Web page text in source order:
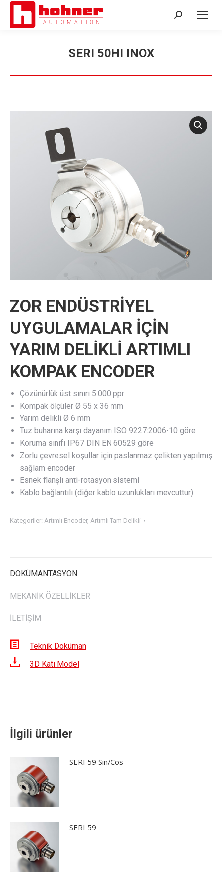
Search:
SERI 50HI INOX
ZOR ENDÜSTRİYEL
UYGULAMALAR İÇİN
YARIM DELİKLİ ARTIMLI
KOMPAK ENCODER
Çözünürlük üst sınırı 5.000 ppr
Kompak ölçüler Ø 55 x 36 mm
Yarım delikli Ø 6 mm
Tuz buharına karşı dayanım ISO 9227:2006-10 göre
Koruma sınıfı IP67 DIN EN 60529 göre
Zorlu çevresel koşullar için paslanmaz çelikten yapılmış
sağlam encoder
Esnek flanşlı anti-rotasyon sistemi
Kablo bağlantılı (diğer kablo uzunlukları mevcuttur)
Kategoriler: Artımlı Encoder, Artımlı Tam Delikli
DOKÜMANTASYON
MEKANİK ÖZELLİKLER
İLETİŞİM
Teknik Doküman
3D Katı Model
İlgili ürünler
SERI 59 Sin/Cos
SERI 59